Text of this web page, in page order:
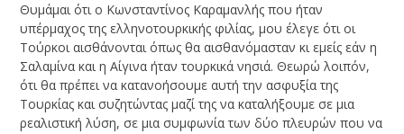
Θυμάμαι ότι ο Κωνσταντίνος Καραμανλής που ήταν
υπέρμαχος της ελληνοτουρκικής φιλίας, μου έλεγε ότι οι
Τούρκοι αισθάνονται όπως θα αισθανόμασταν κι εμείς εάν η
Σαλαμίνα και η Αίγινα ήταν τουρκικά νησιά. Θεωρώ λοιπόν,
ότι θα πρέπει να κατανοήσουμε αυτή την ασφυξία της
Τουρκίας και συζητώντας μαζί της να καταλήξουμε σε μια
ρεαλιστική λύση, σε μια συμφωνία των δύο πλευρών που να